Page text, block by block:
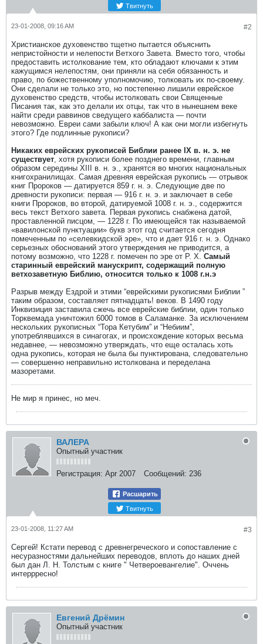
Твитнуть
#2
23-01-2008, 09:16 AM
Христианское духовенство тщетно пытается объяснить
непристойности и нелепости Ветхого Завета. Вместо того, чтобы
предоставить истолкование тем, кто обладают ключами к этим
кажущимся нелепостям, они приняли на себя обязанность и
право, по божественному уполномочию, толковать их по-своему.
Они сделали не только это, но постепенно лишили еврейское
духовенство средств, чтобы истолковать свои Священные
Писания так, как это делали их отцы, так что в нынешнем веке
найти среди раввинов сведущего каббалиста — почти
невозможно. Евреи сами забыли ключ! А как они могли избегнуть
этого? Где подлинные рукописи?
Никаких еврейских рукописей Библии ранее IX в. н. э. не
существует, хотя рукописи более позднего времени, главным
образом середины XIII в. н. э., хранятся во многих национальных
книгохранилищах. Самая древняя еврейская рукопись — отрывок
книг Пророков — датируется 859 г. н. э. Следующие две по
древности рукописи: первая — 916 г. н. э. и заключает в себе
книги Пророков, во второй, датируемой 1008 г. н. э., содержится
весь текст Ветхого завета. Первая рукопись снабжена датой,
проставленной писцом, — 1228 г. По имеющейся так называемой
«вавилонской пунктуации» букв этот год считается сегодня
помеченным по «селевкидской эре», что и дает 916 г. н. э. Однако
серьезных обоснований этого утверждения не приводится, а
потому возможно, что 1228 г. помечен по эре от Р. X. Самый
старинный еврейский манускрипт, содержащий полную
ветхозаветную Библию, относится только к 1008 г.н.э
Разрыв между Ездрой и этими “еврейскими рукописями Библии ”
таким образом, составляет пятнадцать! веков. В 1490 году
Инквизиция заставила сжечь все еврейские библии, один только
Торквемада уничтожил 6000 томов в Саламанке. За исключением
нескольких рукописных “Тора Кетубим” и “Небиим”,
употреблявшихся в синагогах, и происхождение которых весьма
недавнее, — невозможно утверждать, что еще осталась хоть
одна рукопись, которая не была бы пунктирована, следовательно
— совершенно неправильно истолкована и переделана
мазоретами.
Не мир я принес, но меч.
ВАЛЕРА
Опытный участник
Регистрация: Apr 2007 Сообщений: 236
Расшарить
Твитнуть
#3
23-01-2008, 11:27 AM
Сергей! Кстати перевод с древнегреческого и сопоставление с
несуразностями дальнейших переводов, вплоть до наших дней
был дан Л. Н. Толстым с книге " Четвероевангелие". Оччень
интеррресно!
Евгений Дрёмин
Опытный участник